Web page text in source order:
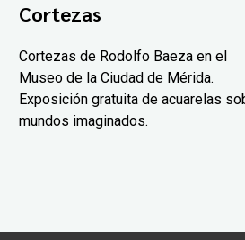
Cortezas
Cortezas de Rodolfo Baeza en el
Museo de la Ciudad de Mérida.
Exposición gratuita de acuarelas
mundos imaginados.